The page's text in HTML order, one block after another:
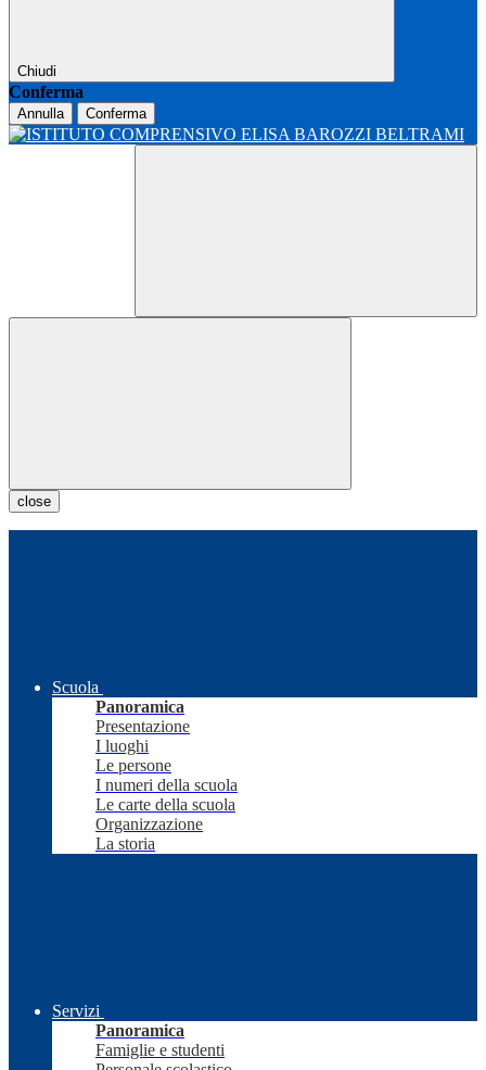
Chiudi
Conferma
Annulla Conferma
close
Scuola
Panoramica
Presentazione
I luoghi
Le persone
I numeri della scuola
Le carte della scuola
Organizzazione
La storia
Servizi
Panoramica
Famiglie e studenti